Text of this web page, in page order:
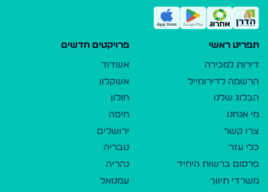
תפריט ראשי
דירות למכירה
הרשמה לדירומייל
הבלוג שלנו
מי אנחנו
צרו קשר
כלי עזר
פרסום ברשות היחיד
משרדי תיווך
פרויקטים חדשים
אשדוד
אשקלון
חולון
חיפה
ירושלים
טבריה
נהריה
עמנואל